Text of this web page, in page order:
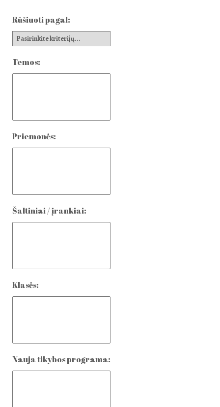
Rūšiuoti pagal:
Temos:
Priemonės:
Šaltiniai / įrankiai:
Klasės:
Nauja tikybos programa: